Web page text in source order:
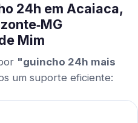
24h em Acaiaca,
Mim
"guincho 24h mais
um suporte eficiente: